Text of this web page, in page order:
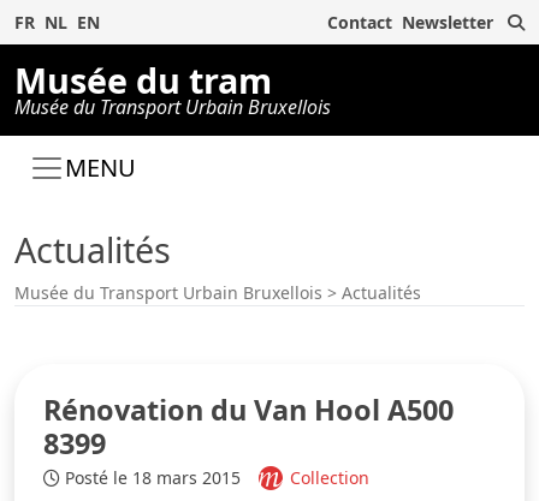
FR NL EN Contact Newsletter
Musée du tram
Musée du Transport Urbain Bruxellois
MENU
Actualités
Musée du Transport Urbain Bruxellois > Actualités
Rénovation du Van Hool A500
8399
Posté le 18 mars 2015 Collection